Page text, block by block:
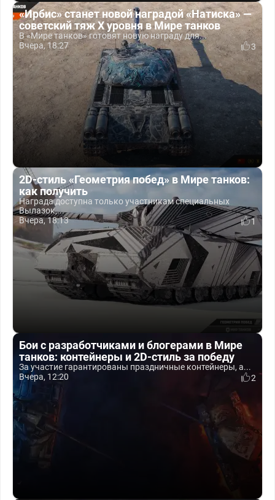
«Ирбис» станет новой наградой «Натиска» —
советский тяж X уровня в Мире танков
В «Мире танков» готовят новую награду для...
Вчера, 18:27
3
2D-стиль «Геометрия побед» в Мире танков:
как получить
Награда доступна только участникам специальных
Вылазок,...
Вчера, 18:13
1
Бои с разработчиками и блогерами в Мире
танков: контейнеры и 2D-стиль за победу
За участие гарантированы праздничные контейнеры, а...
Вчера, 12:20
2